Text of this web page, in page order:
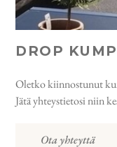
DROP
Oletko kiinnostunut
Jätä yhteystietosi niin
Ota yhteyttä